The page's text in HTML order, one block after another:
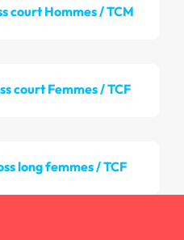
court Hommes / TCM
court Femmes / TCF
long femmes / TCF